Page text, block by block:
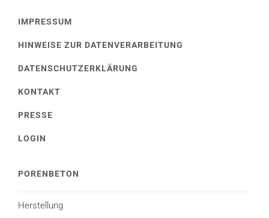
IMPRESSUM
HINWEISE ZUR DATENVERARBEITUNG
DATENSCHUTZERKLÄRUNG
KONTAKT
PRESSE
LOGIN
PORENBETON
Herstellung